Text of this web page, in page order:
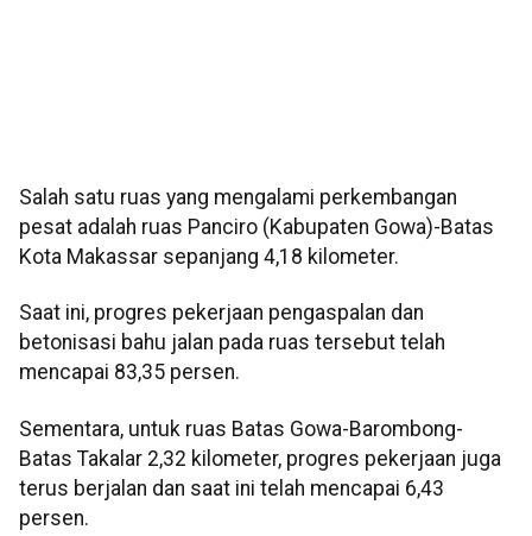
Salah satu ruas yang mengalami perkembangan
pesat adalah ruas Panciro (Kabupaten Gowa)-Batas
Kota Makassar sepanjang 4,18 kilometer.
Saat ini, progres pekerjaan pengaspalan dan
betonisasi bahu jalan pada ruas tersebut telah
mencapai 83,35 persen.
Sementara, untuk ruas Batas Gowa-Barombong-
Batas Takalar 2,32 kilometer, progres pekerjaan juga
terus berjalan dan saat ini telah mencapai 6,43
persen.